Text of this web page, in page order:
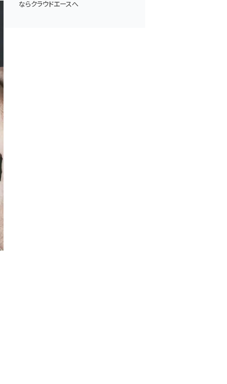
ならクラウドエースへ